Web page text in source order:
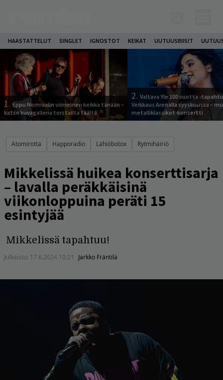
HAASTATTELUT SINGLET IGNOSTOT KEIKAT UUTUUSBIISIT
1. Eppu Normaalin viimeinen keikka tänään –
katso kuvagalleria torstailta täältä
2. Valtava Yle 100 vuotta -
Veikkaus Arenalla syyskuussa –
metalliklassikot-konsertti
Atomirotta Happoradio Lähiöbotox Rytmihäiriö
Mikkelissä huikea konserttisarja
– lavalla peräkkäisinä
viikonloppuina peräti 15
esintyjää
Mikkelissä tapahtuu!
Julkaistu: 17.6.2024 10:21 Jarkko Fräntilä